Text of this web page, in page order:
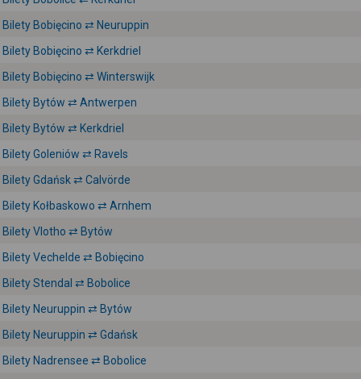
Bilety Bobięcino ⇄ Neuruppin
Bilety Bobięcino ⇄ Kerkdriel
Bilety Bobięcino ⇄ Winterswijk
Bilety Bytów ⇄ Antwerpen
Bilety Bytów ⇄ Kerkdriel
Bilety Goleniów ⇄ Ravels
Bilety Gdańsk ⇄ Calvörde
Bilety Kołbaskowo ⇄ Arnhem
Bilety Vlotho ⇄ Bytów
Bilety Vechelde ⇄ Bobięcino
Bilety Stendal ⇄ Bobolice
Bilety Neuruppin ⇄ Bytów
Bilety Neuruppin ⇄ Gdańsk
Bilety Nadrensee ⇄ Bobolice